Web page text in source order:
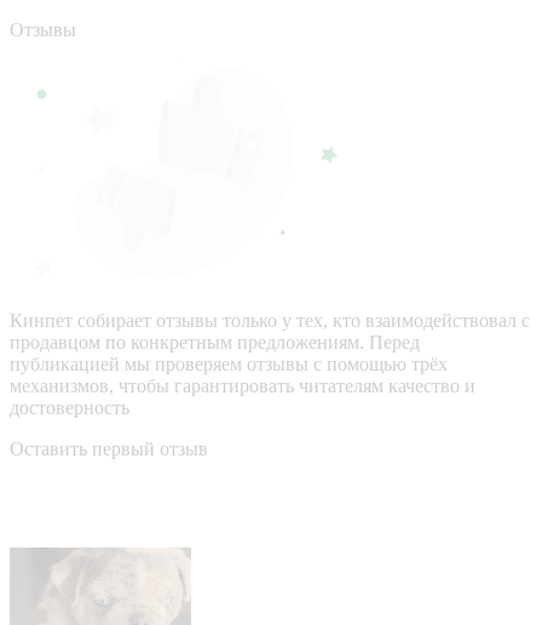
Отзывы
Кинпет собирает отзывы только у тех, кто взаимодействовал с
продавцом по конкретным предложениям. Перед
публикацией мы проверяем отзывы с помощью трёх
механизмов, чтобы гарантировать читателям качество и
достоверность
Оставить первый отзыв